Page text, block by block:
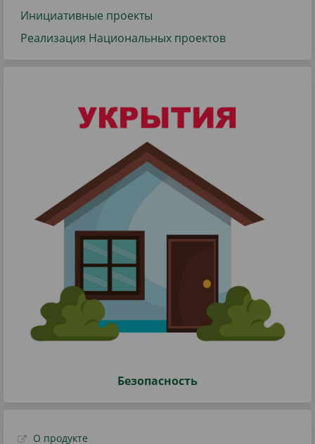
Инициативные проекты
Реализация Национальных проектов
Безопасность
О продукте